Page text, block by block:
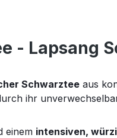
- Lapsang
Schwarztee aus
ihr
einem intensiven,